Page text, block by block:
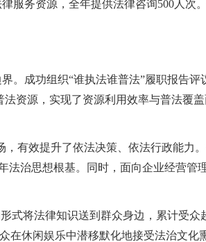
服务资源，全年提供法律咨询500人次
。成功组织“谁执法谁普法”履职报告评
资源，实现了资源利用效率与普法覆
，有效提升了依法决策、依法行政能力
法治思想根基。同时，面向企业经营管
式将法律知识送到群众身边，累计受众
在休闲娱乐中潜移默化地接受法治文化